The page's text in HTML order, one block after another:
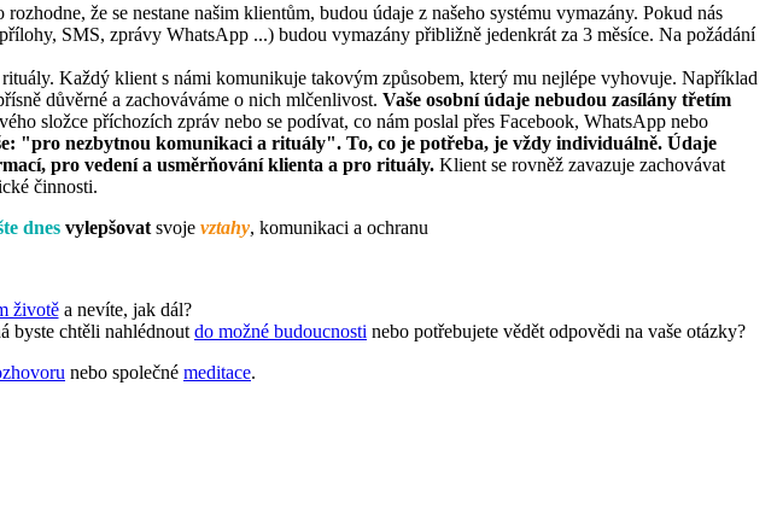
že se nestane našim klientům, budou údaje z našeho systému vymazány. Pokud nás
SMS, zprávy WhatsApp ...) budou vymazány přibližně jedenkrát za 3 měsíce. Na požádání
Každý klient s námi komunikuje takovým způsobem, který mu nejlépe vyhovuje. Například
důvěrné a zachováváme o nich mlčenlivost. Vaše osobní údaje nebudou zasílány třetím
složce příchozích zpráv nebo se podívat, co nám poslal přes Facebook, WhatsApp nebo
"pro nezbytnou komunikaci a rituály". To, co je potřeba, je vždy individuálně. Údaje
pro vedení a usměrňování klienta a pro rituály. Klient se rovněž zavazuje zachovávat
činnosti.
dnes vylepšovat svoje vztahy, komunikaci a ochranu
životěa nevíte, jak dál?
byste chtěli nahlédnout do možné budoucnosti nebo potřebujete vědět odpovědi na vaše otázky?
nebo společné meditace.